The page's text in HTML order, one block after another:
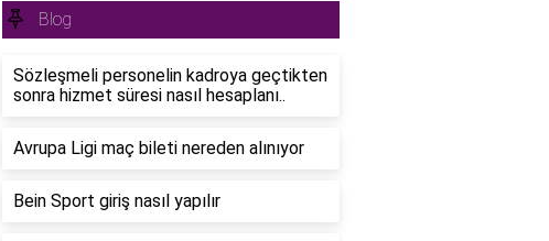
Blog
Sözleşmeli personelin kadroya geçtikten
sonra hizmet süresi nasıl hesaplanı..
Avrupa Ligi maç bileti nereden alınıyor
Bein Sport giriş nasıl yapılır